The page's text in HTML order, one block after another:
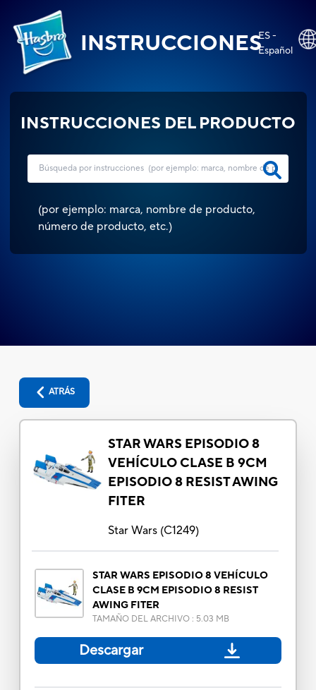
INSTRUCCIONESES -
Español
INSTRUCCIONES DEL PRODUCTO
(por ejemplo: marca, nombre de producto,
número de producto, etc.)
ATRÁS
STAR WARS EPISODIO 8
VEHÍCULO CLASE B 9CM
EPISODIO 8 RESIST AWING
FITER
Star Wars(C1249)
STAR WARS EPISODIO 8 VEHÍCULO
CLASE B 9CM EPISODIO 8 RESIST
AWING FITER
TAMAÑO DEL ARCHIVO: 5.03 MB
Descargar